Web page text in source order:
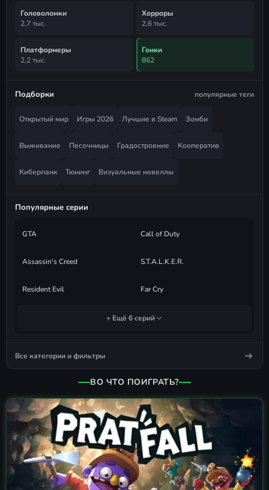
Головоломки
2,7 тыс.
Хорроры
2,6 тыс.
Платформеры
2,2 тыс.
Гонки
862
Подборки популярные теги
Открытый мир Игры 2026 Лучшие в Steam Зомби
Выживание Песочницы Градостроение Кооператив
Киберпанк Тюнинг Визуальные новеллы
Популярные серии
GTA Call of Duty
Assassin's Creed S.T.A.L.K.E.R.
Resident Evil Far Cry
+ Ещё 6 серий
Все категории и фильтры
ВО ЧТО ПОИГРАТЬ?